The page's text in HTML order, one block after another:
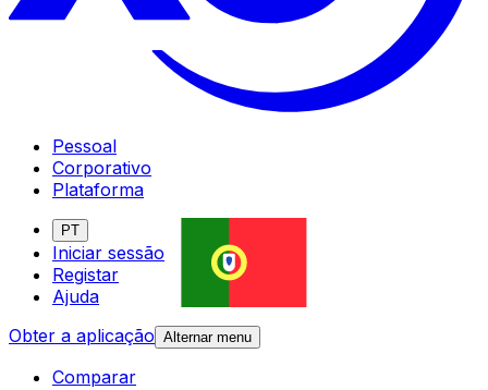
Pessoal
Corporativo
Plataforma
PT
Iniciar sessão
Registar
Ajuda
Obter a aplicação Alternar menu
Comparar